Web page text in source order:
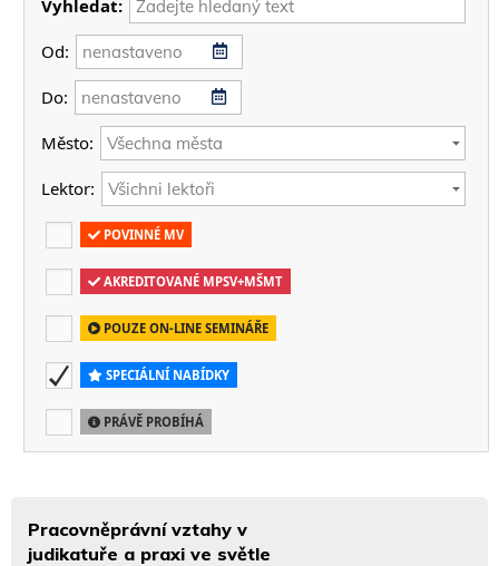
Vyhledat:
Od:
Do:
Město:
Lektor:
POVINNÉ MV
AKREDITOVANÉ MPSV+MŠMT
POUZE ON-LINE SEMINÁŘE
SPECIÁLNÍ NABÍDKY
PRÁVĚ PROBÍHÁ
Pracovněprávní vztahy v
judikatuře a praxi ve světle